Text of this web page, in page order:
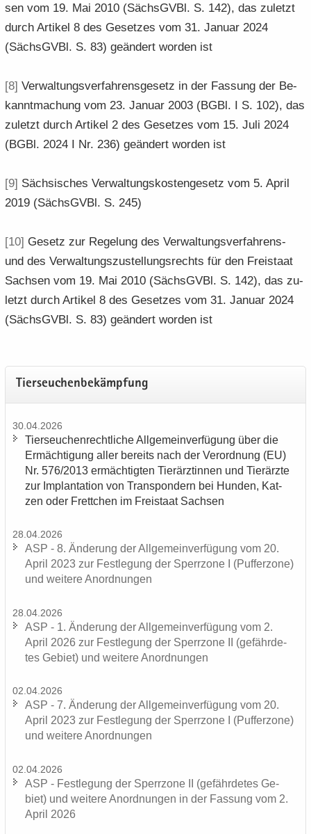
sen vom 19. Mai 2010 (Sächs­GVBl. S. 142), das zu­letzt
durch Ar­ti­kel 8 des Ge­set­zes vom 31. Ja­nu­ar 2024
(Sächs­GVBl. S. 83) ge­än­dert wor­den ist
[8] Ver­wal­tungs­ver­fah­rens­ge­setz in der Fas­sung der Be­
kannt­ma­chung vom 23. Ja­nu­ar 2003 (BGBl. I S. 102), das
zu­letzt durch Ar­ti­kel 2 des Ge­set­zes vom 15. Juli 2024
(BGBl. 2024 I Nr. 236) ge­än­dert wor­den ist
[9] Säch­si­sches Ver­wal­tungs­kos­ten­ge­setz vom 5. April
2019 (Sächs­GVBl. S. 245)
[10] Ge­setz zur Re­ge­lung des Verwaltungsverfahrens-​
und des Ver­wal­tungs­zu­stel­lungs­rechts für den Frei­staat
Sach­sen vom 19. Mai 2010 (Sächs­GVBl. S. 142), das zu­
letzt durch Ar­ti­kel 8 des Ge­set­zes vom 31. Ja­nu­ar 2024
(Sächs­GVBl. S. 83) ge­än­dert wor­den ist
Tier­seu­chen­be­kämp­fung
30.04.2026
Tier­seu­chen­recht­li­che All­ge­mein­ver­fü­gung über die
Er­mäch­ti­gung aller be­reits nach der Ver­ord­nung (EU)
Nr. 576/2013 er­mäch­tig­ten Tier­ärz­tin­nen und Tier­ärz­te
zur Im­plan­ta­ti­on von Trans­pon­dern bei Hun­den, Kat­
zen oder Frett­chen im Frei­staat Sach­sen
28.04.2026
ASP - 8. Än­de­rung der All­ge­mein­ver­fü­gung vom 20.
April 2023 zur Fest­le­gung der Sperr­zo­ne I (Puf­fer­zo­ne)
und wei­te­re An­ord­nun­gen
28.04.2026
ASP - 1. Än­de­rung der All­ge­mein­ver­fü­gung vom 2.
April 2026 zur Fest­le­gung der Sperr­zo­ne II (ge­fähr­de­
tes Ge­biet) und wei­te­re An­ord­nun­gen
02.04.2026
ASP - 7. Än­de­rung der All­ge­mein­ver­fü­gung vom 20.
April 2023 zur Fest­le­gung der Sperr­zo­ne I (Puf­fer­zo­ne)
und wei­te­re An­ord­nun­gen
02.04.2026
ASP - Fest­le­gung der Sperr­zo­ne II (ge­fähr­de­tes Ge­
biet) und wei­te­re An­ord­nun­gen in der Fas­sung vom 2.
April 2026